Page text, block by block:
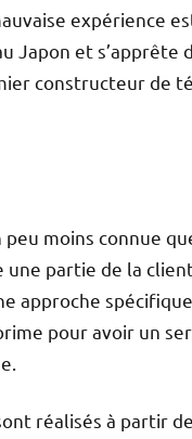
expérience
Japon et
constructeur de
peu moins connue
partie de la
approche
pour avoir un
réalisés à partir